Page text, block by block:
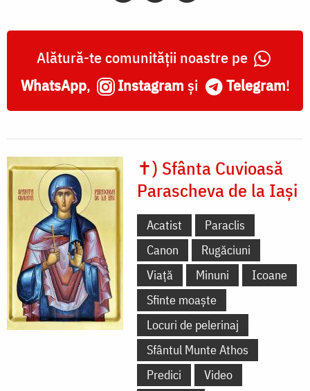
Alătură-te comunității noastre pe
WhatsApp, Instagram și Telegram!
✝) Sfânta Cuvioasă
Parascheva de la Iași
Acatist
Paraclis
Canon
Rugăciuni
Viață
Minuni
Icoane
Sfinte moaște
Locuri de pelerinaj
Sfântul Munte Athos
Predici
Video